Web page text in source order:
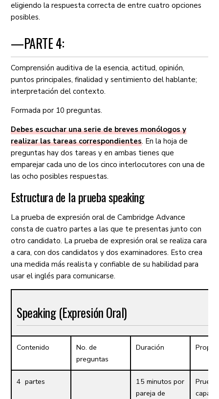
eligiendo la respuesta correcta de entre cuatro opciones
posibles.
—PARTE 4:
Comprensión auditiva de la esencia, actitud, opinión,
puntos principales, finalidad y sentimiento del hablante;
interpretación del contexto.
Formada por 10 preguntas.
Debes escuchar una serie de breves monólogos y
realizar las tareas correspondientes. En la hoja de
preguntas hay dos tareas y en ambas tienes que
emparejar cada uno de los cinco interlocutores con una de
las ocho posibles respuestas.
Estructura de la prueba speaking
La prueba de expresión oral de Cambridge Advance
consta de cuatro partes a las que te presentas junto con
otro candidato. La prueba de expresión oral se realiza cara
a cara, con dos candidatos y dos examinadores. Esto crea
una medida más realista y confiable de su habilidad para
usar el inglés para comunicarse.
Speaking (Expresión Oral)
Contenido
No. de
preguntas
Duración
4 partes
15 minutos por
pareja de